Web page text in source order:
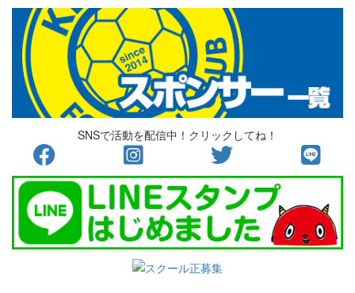
SNSで活動を配信中！クリックしてね！